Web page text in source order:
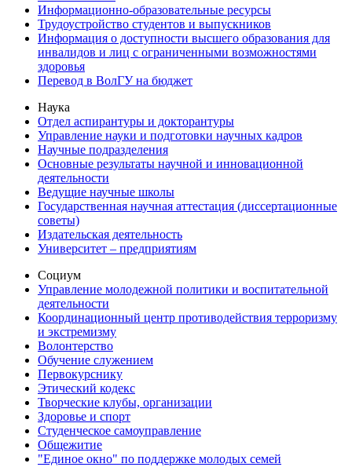
Информационно-образовательные ресурсы
Трудоустройство студентов и выпускников
Информация о доступности высшего образования для
инвалидов и лиц с ограниченными возможностями
здоровья
Перевод в ВолГУ на бюджет
Наука
Отдел аспирантуры и докторантуры
Управление науки и подготовки научных кадров
Научные подразделения
Основные результаты научной и инновационной
деятельности
Ведущие научные школы
Государственная научная аттестация (диссертационные
советы)
Издательская деятельность
Университет – предприятиям
Социум
Управление молодежной политики и воспитательной
деятельности
Координационный центр противодействия терроризму
и экстремизму
Волонтерство
Обучение служением
Первокурснику
Этический кодекс
Творческие клубы, организации
Здоровье и спорт
Студенческое самоуправление
Общежитие
"Единое окно" по поддержке молодых семей